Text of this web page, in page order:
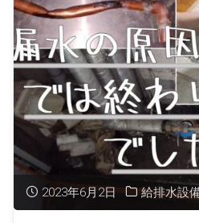
2023年6月2日 給排水設